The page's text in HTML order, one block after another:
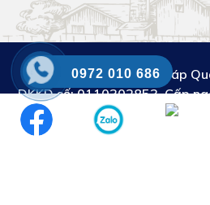
Công ty Cổ phần Giải pháp
DKKD số:0110302853. Cấp
Sở KH&ĐT thành
0972 010 686